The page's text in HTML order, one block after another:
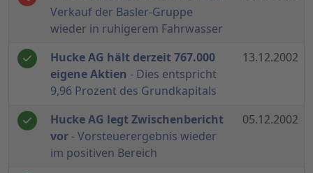
Verkauf der Basler-Gruppe
wieder in ruhigerem Fahrwasser
Hucke AG hält derzeit 767.000
eigene Aktien - Dies entspricht
9,96 Prozent des Grundkapitals
13.12.2002
Hucke AG legt Zwischenbericht
vor - Vorsteuerergebnis wieder
im positiven Bereich
05.12.2002